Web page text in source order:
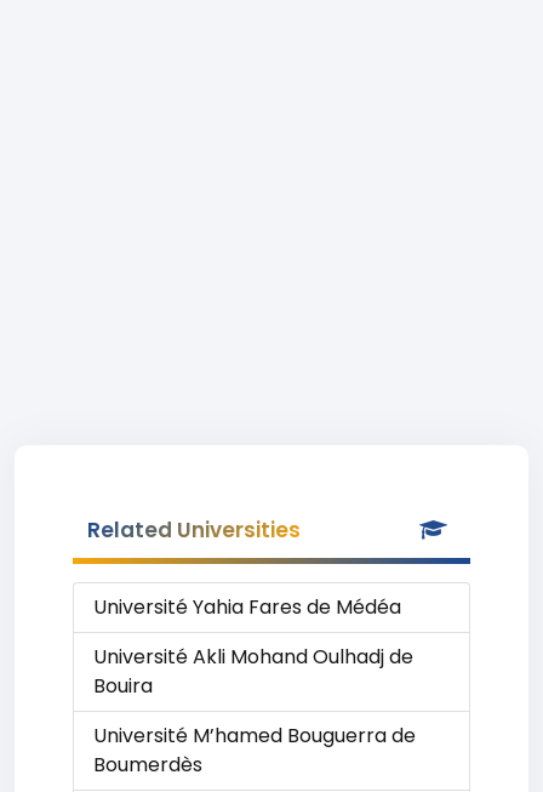
Related Universities
Université Yahia Fares de Médéa
Université Akli Mohand Oulhadj de
Bouira
Université M’hamed Bouguerra de
Boumerdès